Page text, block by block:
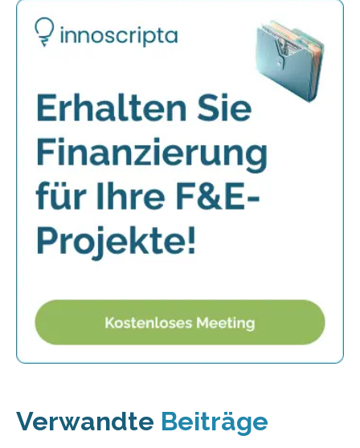
Verwandte Beiträge